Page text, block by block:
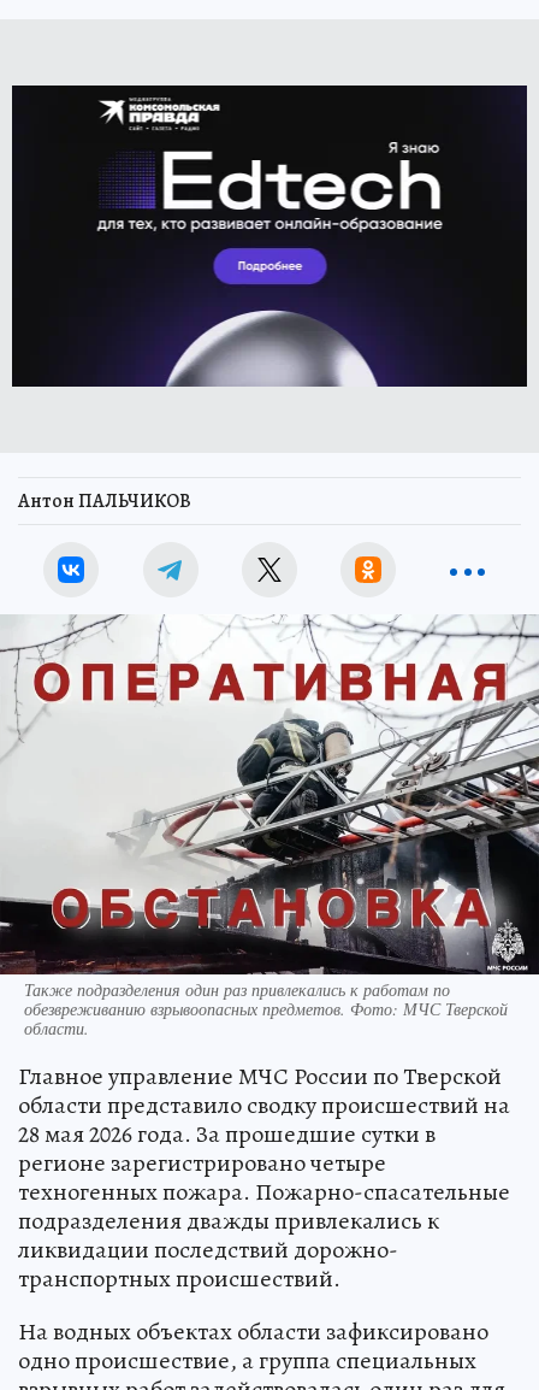
Антон ПАЛЬЧИКОВ
Также подразделения один раз привлекались к работам по
обезвреживанию взрывоопасных предметов. Фото: МЧС Тверской
области.
Главное управление МЧС России по Тверской
области представило сводку происшествий на
28 мая 2026 года. За прошедшие сутки в
регионе зарегистрировано четыре
техногенных пожара. Пожарно-спасательные
подразделения дважды привлекались к
ликвидации последствий дорожно-
транспортных происшествий.
На водных объектах области зафиксировано
одно происшествие, а группа специальных